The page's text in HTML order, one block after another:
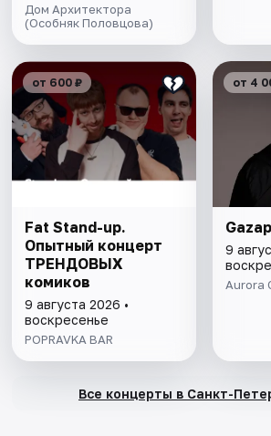
Дом Архитектора
(Особняк Половцова)
от 600 ₽
Fat Stand-up.
Опытный концерт
ТРЕНДОВЫХ
комиков
9 августа 2026 •
воскресенье
POPRAVKA BAR
от 4
9
Aurora
Все концерты в Санкт-